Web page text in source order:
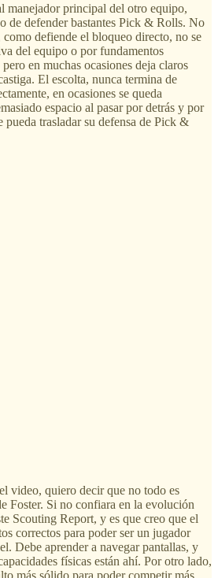
manejador principal del otro equipo,
de defender bastantes Pick & Rolls. No
como defiende el bloqueo directo, no se
del equipo o por fundamentos
en muchas ocasiones deja claros
El escolta, nunca termina de
en ocasiones se queda
espacio al pasar por detrás y por
pueda trasladar su defensa de Pick &
video, quiero decir que no todo es
Foster. Si no confiara en la evolución
Scouting Report, y es que creo que el
correctos para poder ser un jugador
Debe aprender a navegar pantallas, y
físicas están ahí. Por otro lado,
más sólido para poder competir más